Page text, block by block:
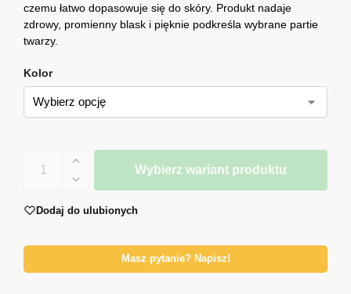
czemu łatwo dopasowuje się do skóry. Produkt nadaje
zdrowy, promienny blask i pięknie podkreśla wybrane partie
twarzy.
Kolor
Wybierz wariant produktu
Dodaj do ulubionych
Masz pytanie? Napisz!